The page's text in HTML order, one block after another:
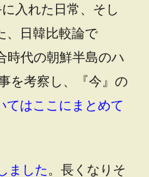
入れた日常、そし
、日韓比較論で
時代の朝鮮半島のハ
を考察し、『今』の
てはここにまとめて
ました。長くなりそ